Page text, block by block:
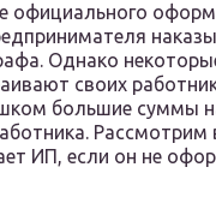
официального
Однако
своих
большие суммы
Рассмотрим
ИП, если он не